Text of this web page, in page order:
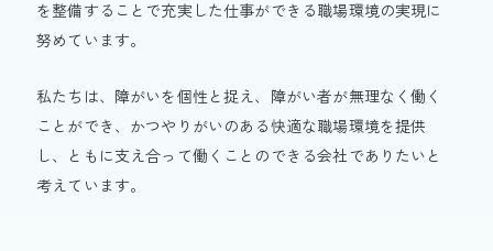
を整備することで充実した仕事ができる職場環境の実現に
努めています。
私たちは、障がいを個性と捉え、障がい者が無理なく働く
ことができ、かつやりがいのある快適な職場環境を提供
し、ともに支え合って働くことのできる会社でありたいと
考えています。